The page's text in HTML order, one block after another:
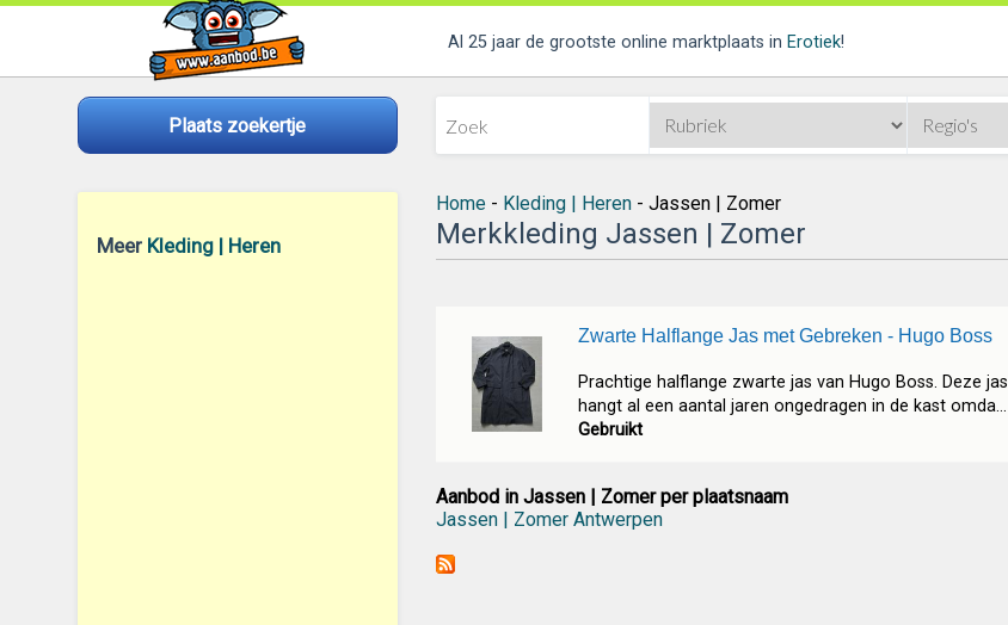
Al 25 jaar de grootste online marktplaats in Erotiek!
Plaats zoekertje
Meer Kleding | Heren
Home- Kleding | Heren- Jassen | Zomer
Merkkleding Jassen | Zomer
Zwarte Halflange Jas met Gebreken - Hugo Boss
Prachtige halflange zwarte jas van Hugo Boss. Deze jas
hangt al een aantal jaren ongedragen in de kast omda...
Gebruikt
Aanbod in Jassen | Zomer per plaatsnaam
Jassen | Zomer Antwerpen